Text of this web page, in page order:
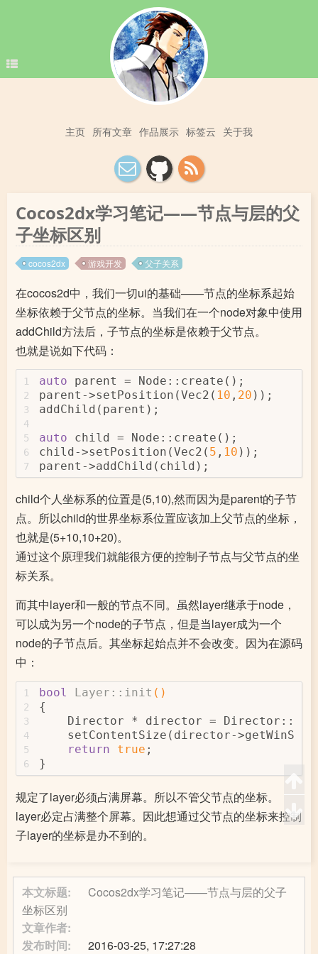
主页 所有文章 作品展示 标签云 关于我
Cocos2dx学习笔记——节点与层的父
子坐标区别
cocos2dx 游戏开发 父子关系
在cocos2d中，我们一切ui的基础——节点的坐标系起始
坐标依赖于父节点的坐标。当我们在一个node对象中使用
addChild方法后，子节点的坐标是依赖于父节点。
也就是说如下代码：
1
2
3
4
5
6
7
auto parent = Node::create();
parent->setPosition(Vec2( 10 , 20 ));
addChild(parent);
auto child = Node::create();
child->setPosition(Vec2( 5 , 10 ));
parent->addChild(child);
child个人坐标系的位置是(5,10),然而因为是parent的子节
点。所以child的世界坐标系位置应该加上父节点的坐标，
也就是(5+10,10+20)。
通过这个原理我们就能很方便的控制子节点与父节点的坐
标关系。
而其中layer和一般的节点不同。虽然layer继承于node，
可以成为另一个node的子节点，但是当layer成为一个
node的子节点后。其坐标起始点并不会改变。因为在源码
中：
1
2
3
4
5
6
bool Layer::init ()
{
Director * director =
setContentSize(director-
return
true ;
}
规定了layer必须占满屏幕。所以不管父节点的坐标。
layer必定占满整个屏幕。因此想通过父节点的坐标来控制
子layer的坐标是办不到的。
本文标题:
Cocos2dx学习笔记——节点与层的父子
坐标区别
文章作者:
发布时间:
2016-03-25, 17:27:28